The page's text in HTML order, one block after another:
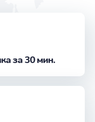
за 30 мин.